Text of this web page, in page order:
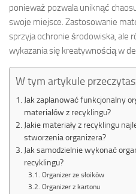
ponieważ pozwala uniknąć
swoje miejsce. Zastosowanie
sprzyja ochronie środowiska, ale
wykazania się kreatywnością w
W tym artykule
Jak zaplanować funkcjonalny
materiałów z recyklingu?
Jakie materiały z recyklingu
stworzenia organizera?
Jak samodzielnie wykonać
recyklingu?
Organizer ze słoików
Organizer z kartonu